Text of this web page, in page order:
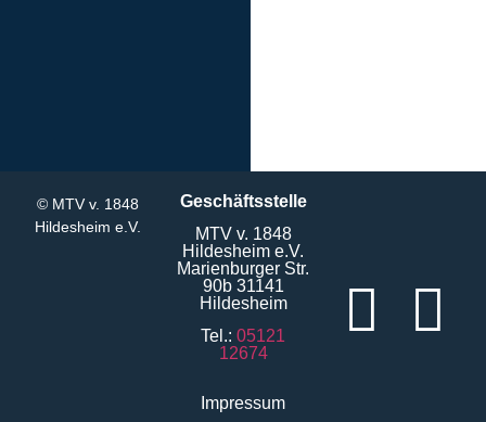
© MTV v. 1848
Hildesheim e.V.
Geschäftsstelle
MTV v. 1848
Hildesheim e.V.
Marienburger Str.
90b 31141
Hildesheim
Tel.: 05121
12674
Impressum